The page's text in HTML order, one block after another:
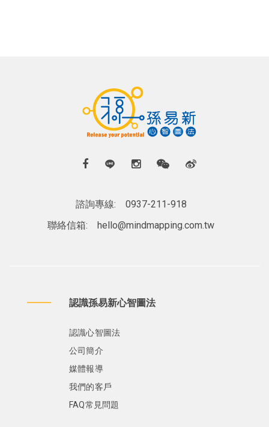
諮詢專線:
0937-211-918
聯絡信箱:
hello@mindmapping.com.tw
認識孫易新心智圖法
認識心智圖法
公司簡介
媒體報導
我們的客戶
FAQ常見問題